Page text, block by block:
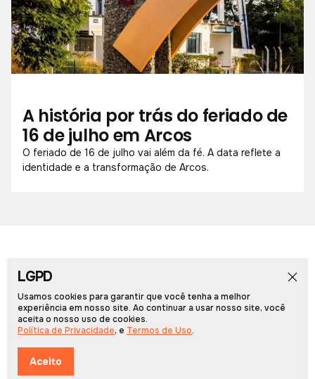
A história por trás do feriado de
16 de julho em Arcos
O feriado de 16 de julho vai além da fé. A data reflete a
identidade e a transformação de Arcos.
Início
Cadernos EspeciaisRádio PCN
Portal Arcos © 2026, Todos os direitos reservados.
Desenvolvido por
Política de Privacidade
LGPD
Usamos cookies para garantir que você tenha a melhor
experiência em nosso site. Ao continuar a usar nosso site, você
aceita o nosso uso de cookies.
Política de Privacidade, e Termos de Uso.
Aceito